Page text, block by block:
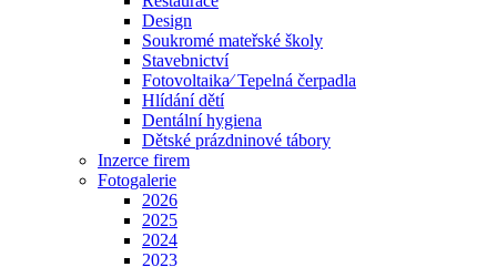
Design
Soukromé mateřské školy
Stavebnictví
Fotovoltaika⁄ Tepelná čerpadla
Hlídání dětí
Dentální hygiena
Dětské prázdninové tábory
Inzerce firem
Fotogalerie
2026
2025
2024
2023